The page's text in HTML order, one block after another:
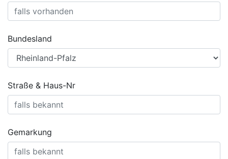
Bundesland
Straße & Haus-Nr
Gemarkung